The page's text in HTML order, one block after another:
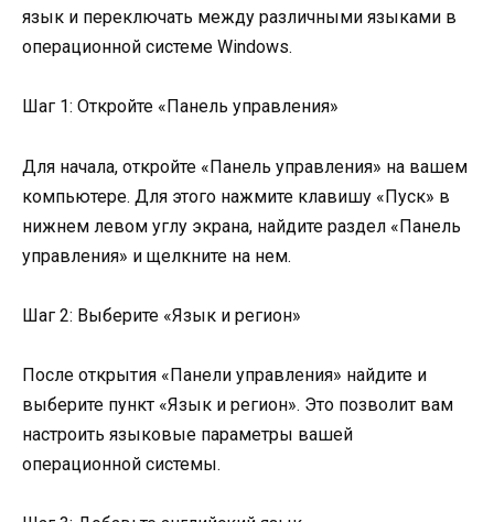
язык и переключать между различными языками в
операционной системе Windows.
Шаг 1: Откройте «Панель управления»
Для начала, откройте «Панель управления» на вашем
компьютере. Для этого нажмите клавишу «Пуск» в
нижнем левом углу экрана, найдите раздел «Панель
управления» и щелкните на нем.
Шаг 2: Выберите «Язык и регион»
После открытия «Панели управления» найдите и
выберите пункт «Язык и регион». Это позволит вам
настроить языковые параметры вашей
операционной системы.